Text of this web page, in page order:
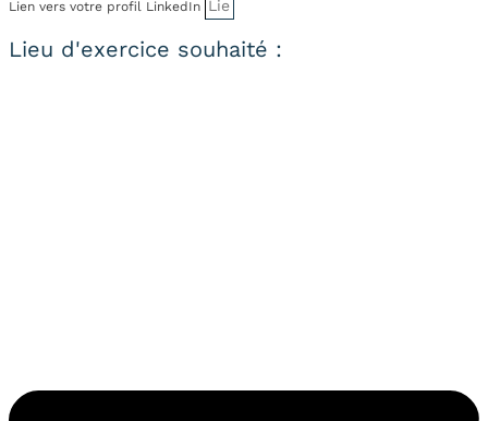
Lien vers votre profil LinkedIn
Lieu d'exercice souhaité :